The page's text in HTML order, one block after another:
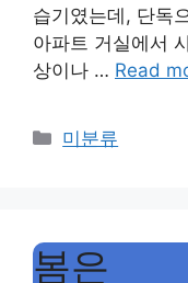
습기였는데, 단독
아파트 거실에서
상이나 … Read
Categories
미분류
봄은